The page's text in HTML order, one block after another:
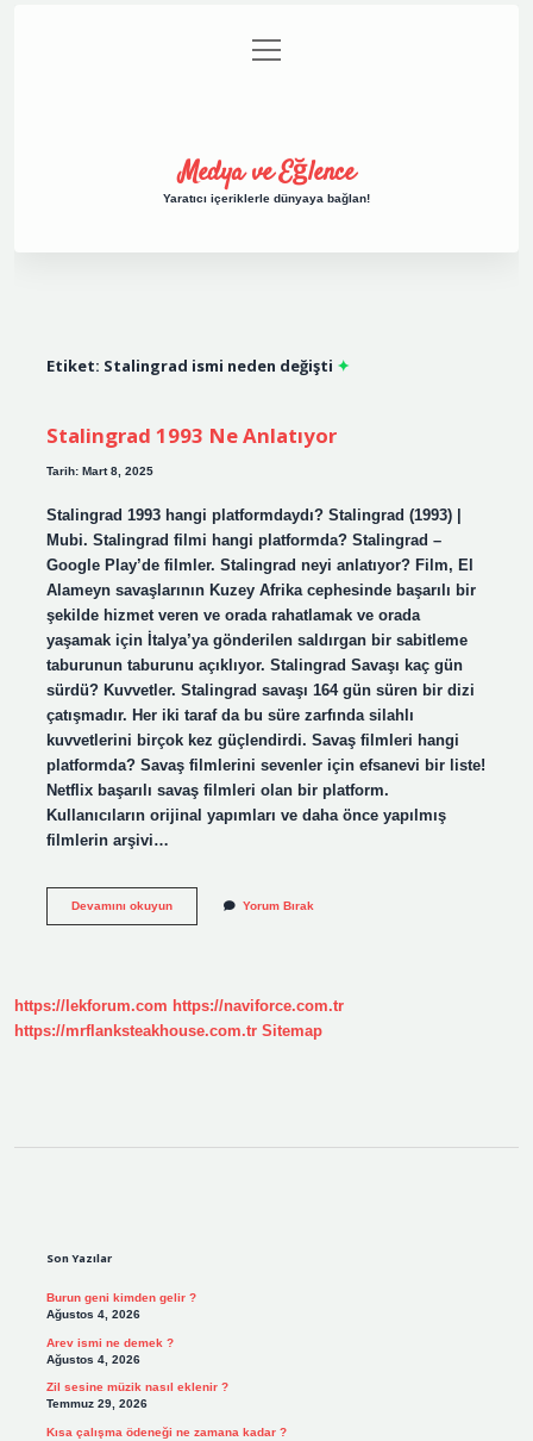
Gizlilik Politikası
menüyü
aç
Medya ve Eğlence
Yaratıcı içeriklerle dünyaya bağlan!
Etiket: Stalingrad ismi neden değişti
Stalingrad 1993 Ne Anlatıyor
Tarih: Mart 8, 2025
Stalingrad 1993 hangi platformdaydı? Stalingrad (1993) |
Mubi. Stalingrad filmi hangi platformda? Stalingrad –
Google Play’de filmler. Stalingrad neyi anlatıyor? Film, El
Alameyn savaşlarının Kuzey Afrika cephesinde başarılı bir
şekilde hizmet veren ve orada rahatlamak ve orada
yaşamak için İtalya’ya gönderilen saldırgan bir sabitleme
taburunun taburunu açıklıyor. Stalingrad Savaşı kaç gün
sürdü? Kuvvetler. Stalingrad savaşı 164 gün süren bir dizi
çatışmadır. Her iki taraf da bu süre zarfında silahlı
kuvvetlerini birçok kez güçlendirdi. Savaş filmleri hangi
platformda? Savaş filmlerini sevenler için efsanevi bir liste!
Netflix başarılı savaş filmleri olan bir platform.
Kullanıcıların orijinal yapımları ve daha önce yapılmış
filmlerin arşivi…
Devamını okuyunStalingrad
Yorum Bırak
https://lekforum.com https://naviforce.com.tr
https://mrflanksteakhouse.com.tr Sitemap
Son Yazılar
Burun geni kimden gelir ?
Ağustos 4, 2026
Arev ismi ne demek ?
Ağustos 4, 2026
Zil sesine müzik nasıl eklenir ?
Temmuz 29, 2026
Kısa çalışma ödeneği ne zamana kadar ?